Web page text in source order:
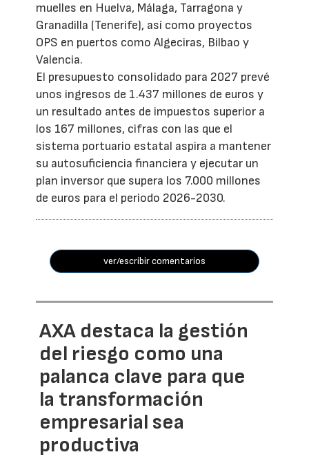
muelles en Huelva, Málaga, Tarragona y
Granadilla (Tenerife), así como proyectos
OPS en puertos como Algeciras, Bilbao y
Valencia.
El presupuesto consolidado para 2027 prevé
unos ingresos de 1.437 millones de euros y
un resultado antes de impuestos superior a
los 167 millones, cifras con las que el
sistema portuario estatal aspira a mantener
su autosuficiencia financiera y ejecutar un
plan inversor que supera los 7.000 millones
de euros para el periodo 2026-2030.
ver/escribir comentarios
AXA destaca la gestión
del riesgo como una
palanca clave para que
la transformación
empresarial sea
productiva